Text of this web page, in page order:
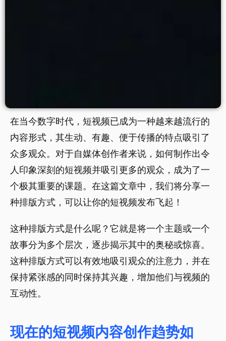
在当今数字时代，短视频已成为一种越来越流行的
内容形式，其生动、有趣、便于传播的特点吸引了
众多观众。对于自媒体创作者来说，如何制作出令
人印象深刻的短视频并吸引更多的观众，成为了一
个极其重要的课题。在这篇文章中，我们将分享一
种排版方式，可以让你的短视频发布飞起！
这种排版方式是什么呢？它就是将一个主题或一个
故事分为多个层次，逐步揭示其中的奥秘或惊喜。
这种排版方式可以有效地吸引观众的注意力，并在
保持紧张感的同时保持其兴趣，增加他们与视频的
互动性。
现在的短视频内容创作趋势如